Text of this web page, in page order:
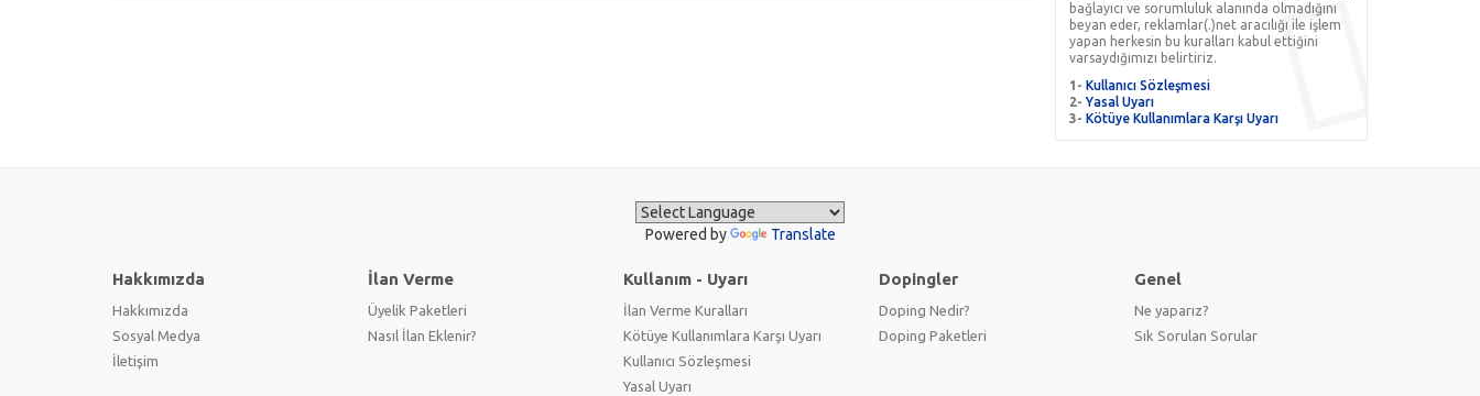
bağlayıcı ve sorumluluk alanında olmadığını
beyan eder, reklamlar(.)net aracılığı ile işlem
yapan herkesin bu kuralları kabul ettiğini
varsaydığımızı belirtiriz.
1-Kullanıcı Sözleşmesi
2-Yasal Uyarı
3-Kötüye Kullanımlara Karşı Uyarı
Powered by Translate
Hakkımızda
Hakkımızda
Sosyal Medya
İletişim
İlan Verme
Üyelik Paketleri
Nasıl İlan Eklenir?
Kullanım - Uyarı
İlan Verme Kuralları
Kötüye Kullanımlara Karşı Uyarı
Kullanıcı Sözleşmesi
Yasal Uyarı
Dopingler
Doping Nedir?
Doping Paketleri
Genel
Ne yaparız?
Sık Sorulan Sorular